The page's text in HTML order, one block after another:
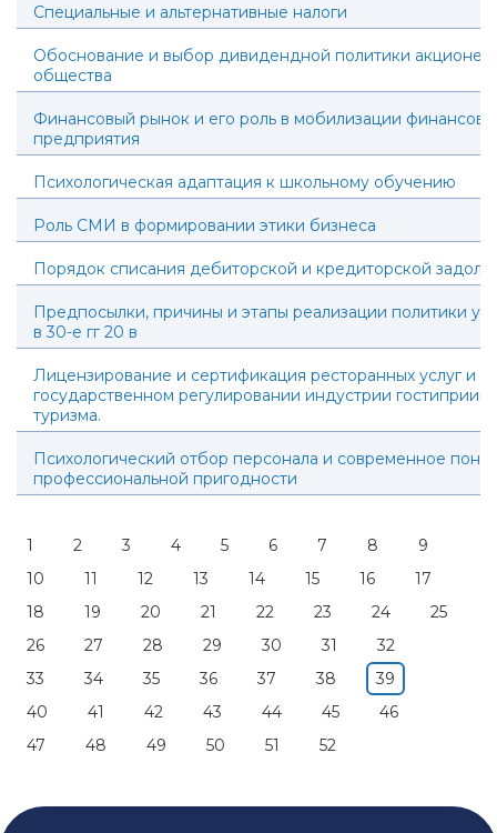
Специальные и альтернативные налоги
Обоснование и выбор дивидендной политики
общества
Финансовый рынок и его роль в мобилизации
предприятия
Психологическая адаптация к школьному обучению
Роль СМИ в формировании этики бизнеса
Порядок списания дебиторской и кредиторской
Предпосылки, причины и этапы реализации политики
в 30-е гг 20 в
Лицензирование и сертификация ресторанных услуг и
государственном регулировании индустрии
туризма.
Психологический отбор персонала и современное
профессиональной пригодности
1 2 3 4 5 6 7 8
9
10
11 12 13 14 15 16
17
18
19 20 21 22 23 24
25
26
27 28 29 30 31
32
33
34 35 36 37 38
39
40
41 42 43 44 45
46
47
48 49 50 51 52